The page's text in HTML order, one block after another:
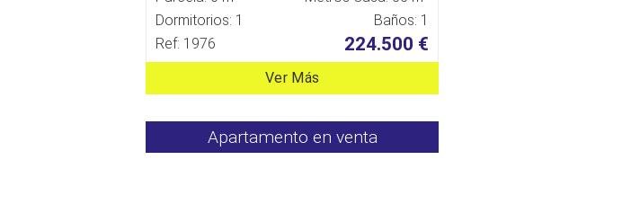
Dormitorios: 1
Baños: 1
Ref: 1976
224.500 €
Ver Más
Apartamento en venta